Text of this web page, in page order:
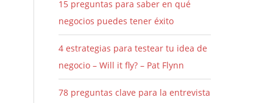
15 preguntas para saber en qué
negocios puedes tener éxito
4 estrategias para testear tu idea de
negocio – Will it fly? – Pat Flynn
78 preguntas clave para la entrevista